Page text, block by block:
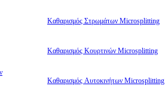
Καθαρισμός Στρωμάτων Microsplitting
Καθαρισμός Κουρτινών Microsplitting
Καθαρισμός Αυτοκινήτων Microsplitting